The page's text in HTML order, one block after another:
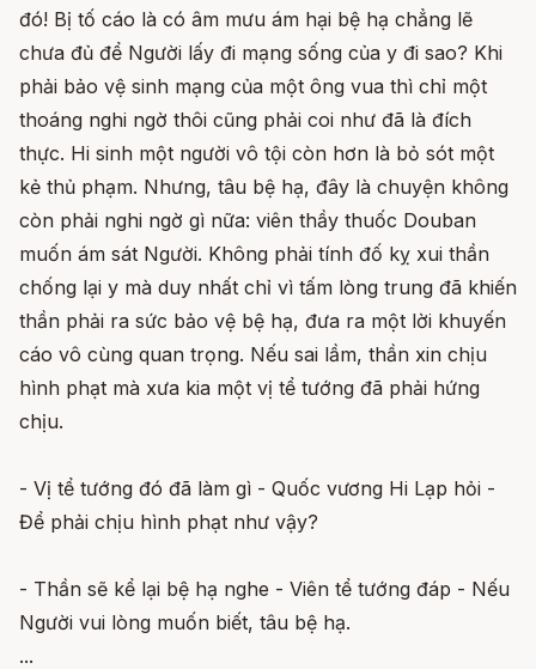
đó! Bị tố cáo là có âm mưu ám hại bệ hạ chẳng lẽ
chưa đủ để Người lấy đi mạng sống của y đi sao? Khi
phải bảo vệ sinh mạng của một ông vua thì chỉ một
thoáng nghi ngờ thôi cũng phải coi như đã là đích
thực. Hi sinh một người vô tội còn hơn là bỏ sót một
kẻ thủ phạm. Nhưng, tâu bệ hạ, đây là chuyện không
còn phải nghi ngờ gì nữa: viên thầy thuốc Douban
muốn ám sát Người. Không phải tính đố kỵ xui thần
chống lại y mà duy nhất chỉ vì tấm lòng trung đã khiến
thần phải ra sức bảo vệ bệ hạ, đưa ra một lời khuyến
cáo vô cùng quan trọng. Nếu sai lầm, thần xin chịu
hình phạt mà xưa kia một vị tể tướng đã phải hứng
chịu.
- Vị tể tướng đó đã làm gì - Quốc vương Hi Lạp hỏi -
Để phải chịu hình phạt như vậy?
- Thần sẽ kể lại bệ hạ nghe - Viên tể tướng đáp - Nếu
Người vui lòng muốn biết, tâu bệ hạ.
...